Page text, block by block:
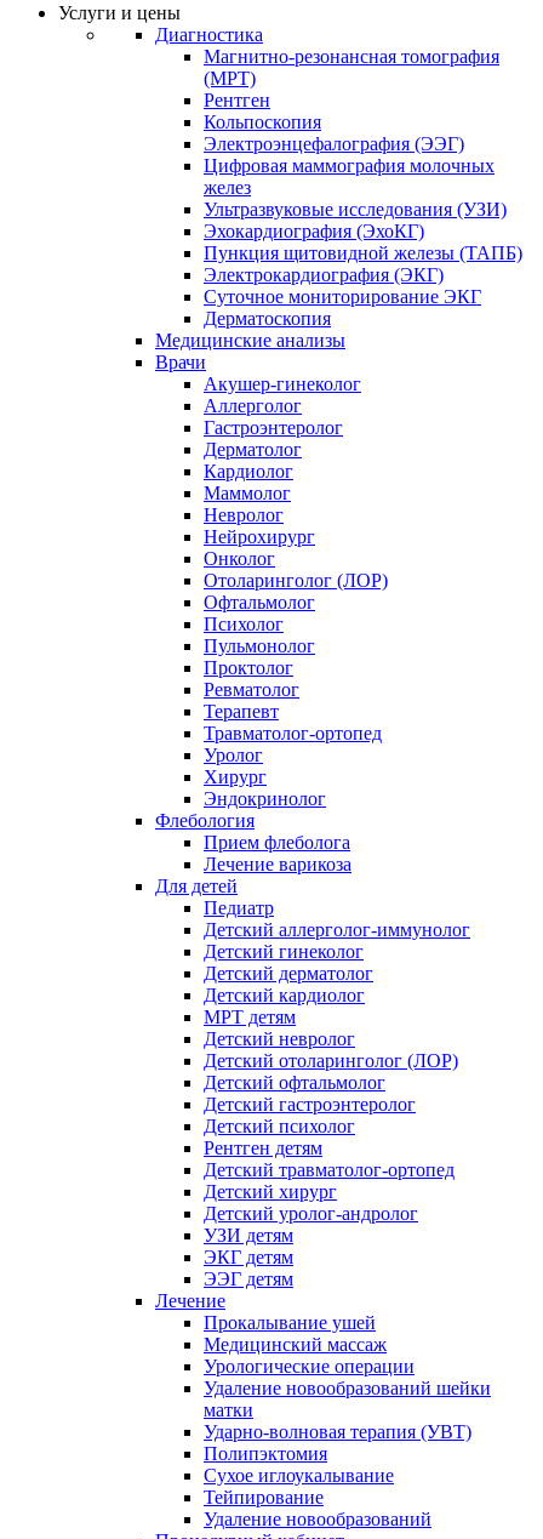
Услуги и цены
Диагностика
Магнитно-резонансная томография
(МРТ)
Рентген
Кольпоскопия
Электроэнцефалография (ЭЭГ)
Цифровая маммография молочных
желез
Ультразвуковые исследования (УЗИ)
Эхокардиография (ЭхоКГ)
Пункция щитовидной железы (ТАПБ)
Электрокардиография (ЭКГ)
Суточное мониторирование ЭКГ
Дерматоскопия
Медицинские анализы
Врачи
Акушер-гинеколог
Аллерголог
Гастроэнтеролог
Дерматолог
Кардиолог
Маммолог
Невролог
Нейрохирург
Онколог
Отоларинголог (ЛОР)
Офтальмолог
Психолог
Пульмонолог
Проктолог
Ревматолог
Терапевт
Травматолог-ортопед
Уролог
Хирург
Эндокринолог
Флебология
Прием флеболога
Лечение варикоза
Для детей
Педиатр
Детский аллерголог-иммунолог
Детский гинеколог
Детский дерматолог
Детский кардиолог
МРТ детям
Детский невролог
Детский отоларинголог (ЛОР)
Детский офтальмолог
Детский гастроэнтеролог
Детский психолог
Рентген детям
Детский травматолог-ортопед
Детский хирург
Детский уролог-андролог
УЗИ детям
ЭКГ детям
ЭЭГ детям
Лечение
Прокалывание ушей
Медицинский массаж
Урологические операции
Удаление новообразований шейки
матки
Ударно-волновая терапия (УВТ)
Полипэктомия
Сухое иглоукалывание
Тейпирование
Удаление новообразований